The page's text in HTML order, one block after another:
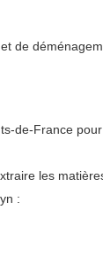
de
de-France
les
: